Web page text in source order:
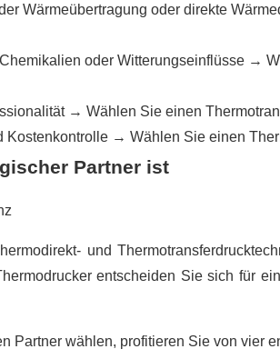
Wärmeübertragung oder direkte
oder Witterungseinflüsse →
→ Wählen Sie einen
Kostenkontrolle → Wählen Sie einen
Partner ist
und
entscheiden Sie sich für
Partner wählen, profitieren Sie von vier